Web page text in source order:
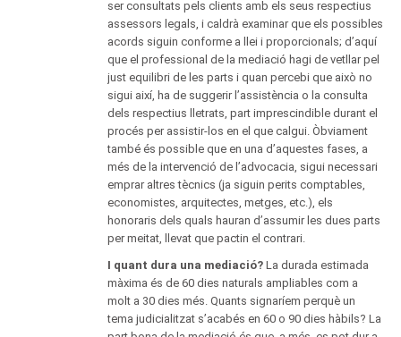
ser consultats pels clients amb els seus respectius
assessors legals, i caldrà examinar que els possibles
acords siguin conforme a llei i proporcionals; d’aquí
que el professional de la mediació hagi de vetllar pel
just equilibri de les parts i quan percebi que això no
sigui així, ha de suggerir l’assistència o la consulta
dels respectius lletrats, part imprescindible durant el
procés per assistir-los en el que calgui. Òbviament
també és possible que en una d’aquestes fases, a
més de la intervenció de l’advocacia, sigui necessari
emprar altres tècnics (ja siguin perits comptables,
economistes, arquitectes, metges, etc.), els
honoraris dels quals hauran d’assumir les dues parts
per meitat, llevat que pactin el contrari.
I quant dura una mediació? La durada estimada
màxima és de 60 dies naturals ampliables com a
molt a 30 dies més. Quants signaríem perquè un
tema judicialitzat s’acabés en 60 o 90 dies hàbils? La